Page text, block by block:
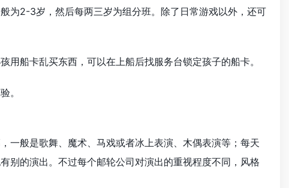
为2-3岁，然后每两三岁为组分班。除了日常游戏以外，还可
船卡乱买东西，可以在上船后找服务台锁定孩子的船卡。
。
一般是歌舞、魔术、马戏或者冰上表演、木偶表演等；每天
别的演出。不过每个邮轮公司对演出的重视程度不同，风格